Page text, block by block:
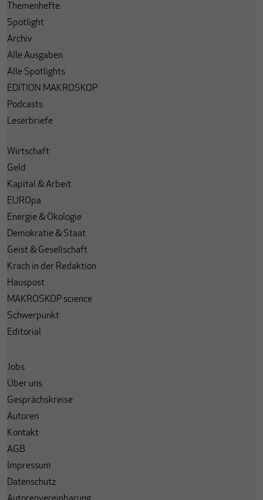
Themenhefte
Spotlight
Archiv
Alle Ausgaben
Alle Spotlights
EDITION MAKROSKOP
Podcasts
Leserbriefe
Wirtschaft
Geld
Kapital & Arbeit
EUROpa
Energie & Ökologie
Demokratie & Staat
Geist & Gesellschaft
Krach in der Redaktion
Hauspost
MAKROSKOP science
Schwerpunkt
Editorial
Jobs
Über uns
Gesprächskreise
Autoren
Kontakt
AGB
Impressum
Datenschutz